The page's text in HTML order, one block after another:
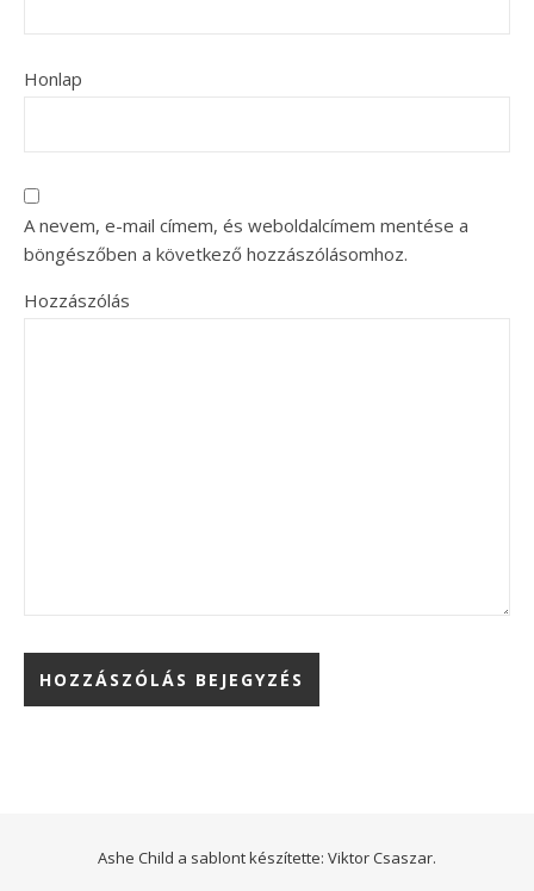
Honlap
A nevem, e-mail címem, és weboldalcímem mentése a
böngészőben a következő hozzászólásomhoz.
Hozzászólás
Ashe Child a sablont készítette: Viktor Csaszar.